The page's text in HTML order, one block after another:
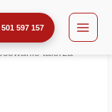
597 157
talerza